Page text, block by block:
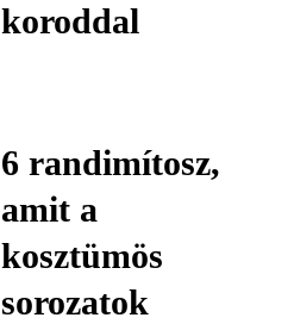
koroddal
6 randimítosz,
amit a
kosztümös
sorozatok